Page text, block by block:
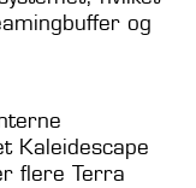
og
Kaleidescape
flere Terra